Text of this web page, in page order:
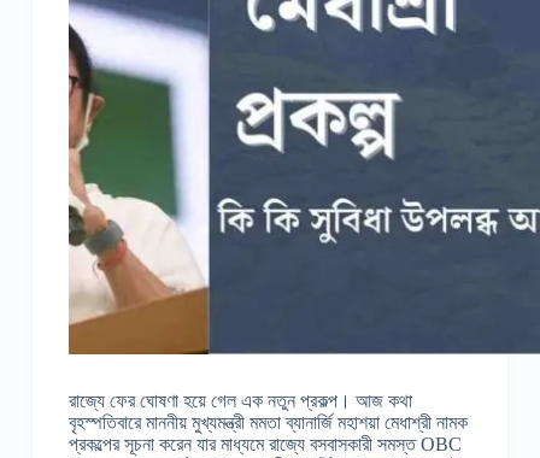
রাজ্যে ফের ঘোষণা হয়ে গেল এক নতুন প্রকল্প। আজ কথা
বৃহস্পতিবারে মাননীয় মুখ্যমন্ত্রী মমতা ব্যানার্জি মহাশয়া মেধাশ্রী নামক
প্রকল্পের সূচনা করেন যার মাধ্যমে রাজ্যে বসবাসকারী সমস্ত OBC